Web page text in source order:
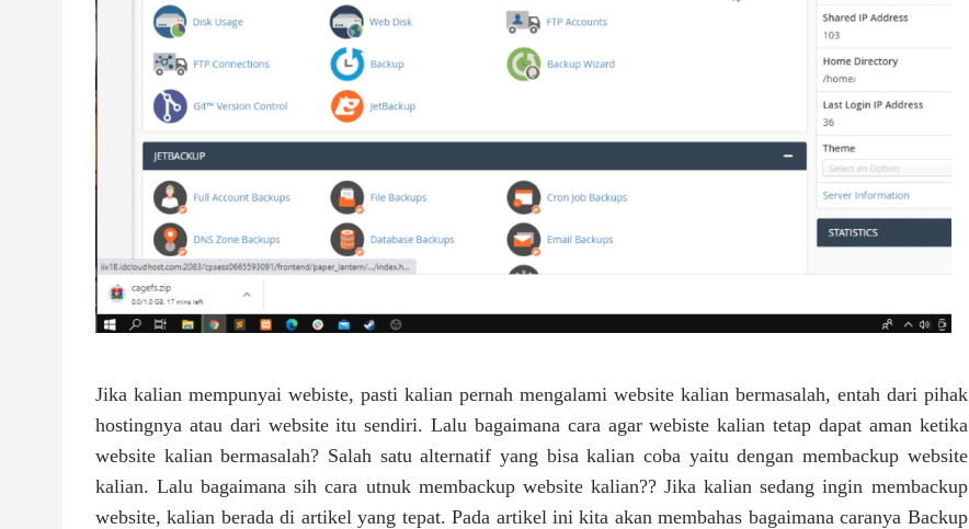
Jika kalian mempunyai webiste, pasti kalian pernah mengalami website kalian bermasalah, entah dari pihak
hostingnya atau dari website itu sendiri. Lalu bagaimana cara agar webiste kalian tetap dapat aman ketika
website kalian bermasalah? Salah satu alternatif yang bisa kalian coba yaitu dengan membackup website
kalian. Lalu bagaimana sih cara utnuk membackup website kalian?? Jika kalian sedang ingin membackup
website, kalian berada di artikel yang tepat. Pada artikel ini kita akan membahas bagaimana caranya Backup